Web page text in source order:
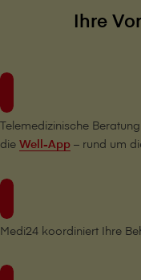
Ihre
Telemedizinische
die Well-App – rund um
Medi24 koordiniert Ihre